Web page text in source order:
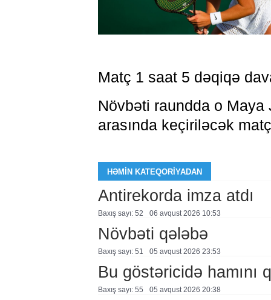
Matç 1 saat 5 dəqiqə
Növbəti raundda o
arasında keçiriləcək
HƏMIN KATEQORIYADAN
Antirekorda imza atdı
Baxış sayı: 52 06 avqust 2026 10:53
Növbəti qələbə
Baxış sayı: 51 05 avqust 2026 23:53
Bu göstəricidə hamını
Baxış sayı: 55 05 avqust 2026 20:38